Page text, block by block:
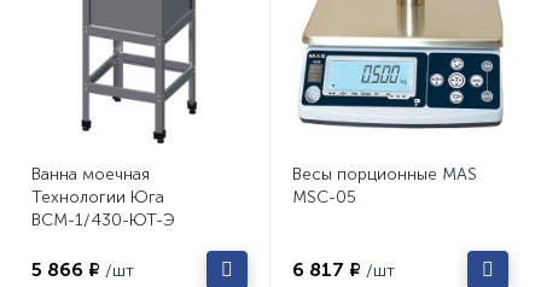
Ванна моечная
Технологии Юга
ВСМ-1/430-ЮТ-Э
5 866 ₽ /шт
Весы порционные MAS
MSC-05
6 817 ₽ /шт